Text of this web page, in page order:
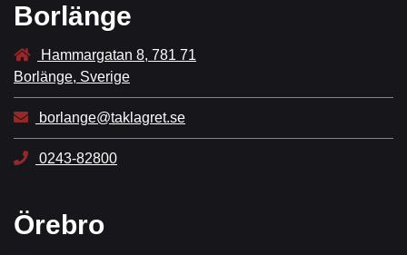
Borlänge
Hammargatan 8, 781 71
Borlänge, Sverige
borlange@taklagret.se
0243-82800
Örebro